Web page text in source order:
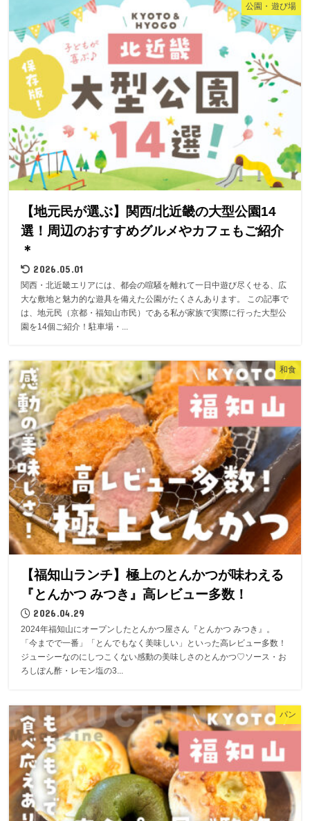
公園・遊び場
【地元民が選ぶ】関西/北近畿の大型公園14
選！周辺のおすすめグルメやカフェもご紹介
＊
2026.05.01
関西・北近畿エリアには、都会の喧騒を離れて一日中遊び尽くせる、広
大な敷地と魅力的な遊具を備えた公園がたくさんあります。 この記事で
は、地元民（京都・福知山市民）である私が家族で実際に行った大型公
園を14個ご紹介！駐車場・...
和食
【福知山ランチ】極上のとんかつが味わえる
『とんかつ みつき』高レビュー多数！
2026.04.29
2024年福知山にオープンしたとんかつ屋さん『とんかつ みつき』。
「今までで一番」「とんでもなく美味しい」といった高レビュー多数！
ジューシーなのにしつこくない感動の美味しさのとんかつ♡ソース・お
ろしぽん酢・レモン塩の3...
パン